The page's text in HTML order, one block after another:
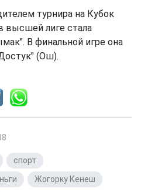
турнира на Кубок
высшей лиге стала
В финальной игре она
(Ош).
спорт
Жогорку Кенеш